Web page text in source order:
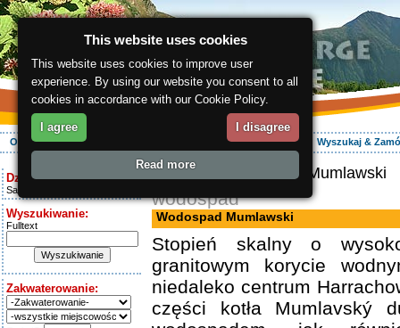
O regionie Aktywnie Zakwaterowanie Wyszukaj &
Dziś jest:
Saturday 8.08.2026
Wyszukiwanie:
Fulltext
Zakwaterowanie:
ergis.cz > Wodospad Mumlawski
wodospad
Wodospad Mumlawski
Stopień skalny o
granitowym korycie
niedaleko centrum
części kotła Mumlavský
This website uses cookies
This website uses cookies to improve user
experience. By using our website you consent to all
cookies in accordance with our Cookie Policy.
I agree I disagree
Read more